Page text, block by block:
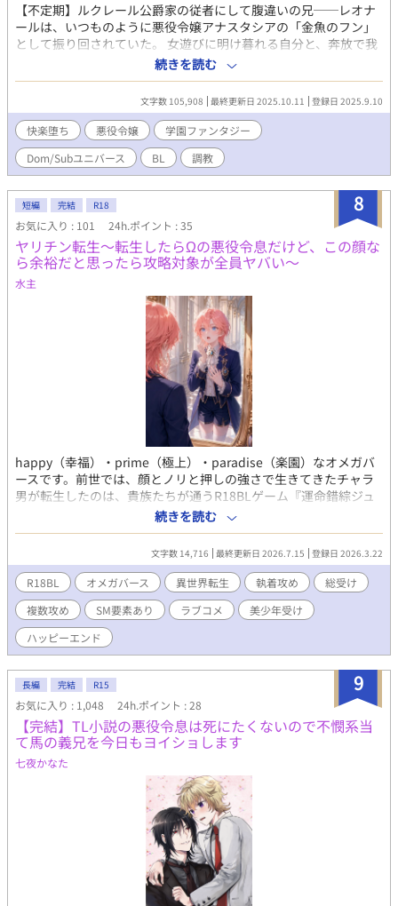
【不定期】ルクレール公爵家の従者にして腹違いの兄──レオナ
ールは、いつものように悪役令嬢アナスタシアの「金魚のフン」
として振り回されていた。 女遊びに明け暮れる自分と、奔放で我
儘なアナスタシア。主従でありながら似た者同士の二人は、見事
に逆らうもの無しの悪役として君臨していた。 だが、第二王子ヴ
ィルフリートが庇護する元平民の光魔法使い・エマの存在が、す
べてを狂わせる。 ヴォルフリートの寵愛を受けるエマへ嫉妬に駆
られたアナスタシアが「始末してこい」と命じ、渋々エマの部屋
へ忍び込むレオナール。 そこで彼を待っていたのは、王子自らエ
マを餌にレオナールをおびき寄せるためだけの仕掛けた甘美で残
酷な罠だった。 逃げ場はなく、理性も削がれていく。 王子の命令
と支配は、痛みと快楽を織り交ぜて心身を打ち砕き、レオナール
をぐちゃぐちゃに蕩かせていく。 同時に、外で待っていたアナス
タシアも護衛騎士テオバルトに捕らえられ、彼女の野望も体も蹂
躙されていった。 反抗も、拒絶も、すべて快感に書き換えられ
る。 屈辱と快楽の境界は溶け、レオナールは気づけば王子の掌で
喘ぎ泣く“玩具”へと堕ちていた。 アナスタシアもまた、狙ってい
た婚約者に抱き潰されるという最悪の皮肉の中で甘く沈んでい
く。 ──悪役令嬢とその従者、そして狡猾な王子と冷酷な騎士。
四人の歪んだ欲望の末に待つのは、愛か、破滅か。 それとも、永
遠に抜け出せない快楽の牢獄か。
続きを読む
文字数 105,908 最終更新日 2025.10.11 登録日 2025.9.10
快楽堕ち 悪役令嬢
学園ファンタジー
Dom/Subユニバース
BL 調教
8
短編 完結 R18
お気に入り : 101 24h.ポイント : 35
ヤリチン転生〜転生したらΩの悪役令息だけど、この顔な
ら余裕だと思ったら攻略対象が全員ヤバい〜
水主
happy（幸福）・prime（極上）・paradise（楽園）なオメガバ
ースです。前世では、顔とノリと押しの強さで生きてきたチャラ
男が転生したのは、貴族たちが通うR18BLゲーム『運命錯綜ジュ
エル学園』の世界だった。しかも役どころは、主人公の恋路を邪
魔する悪役令息ミリアム・サファイア。見た目はショッキングピ
ンク髪の美少年、性別はΩ。前世から一転して、この世界では“抱
かれる側”。 ミリアムが前世を思い出した日、氷の第一王子ルク
ス・ダイヤモンド、儚げ主人公セオドール・パール、紅髪の星術
師アステル・ルビー、寡黙な騎士レオン・エメラルド──宝石の
名を持つ男たち全員の様子がおかしくなっていく。 全員ヤンデレ
気質の美形攻略対象たちに囲まれながら、空気を読まず欲望に忠
実に突き進む悪役令息ミリアム。 これは、本人だけが楽しそうな
コメディ。 ……あ、間違えた。prime（極上）じゃなくて、
prison（牢獄）だった！ えへっ。 でも、ハッピーエンド保証。
2026年3月23日BLランキング38位ありがとうございます。お礼の
SSを公開しました！
続きを読む
文字数 14,716 最終更新日 2026.7.15 登録日 2026.3.22
R18BL オメガバース 異世界転生 執着攻め
総受け
複数攻め
SM要素あり ラブコメ
美少年受け
ハッピーエンド
9
長編 完結 R15
お気に入り : 1,048 24h.ポイント : 28
【完結】TL小説の悪役令息は死にたくないので不憫系当
て馬の義兄を今日もヨイショします
七夜かなた